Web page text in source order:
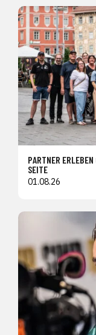
PARTNER
SEITE
01.08.26